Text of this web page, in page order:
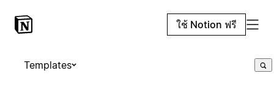
ใช้ Notion ฟรี
Templates